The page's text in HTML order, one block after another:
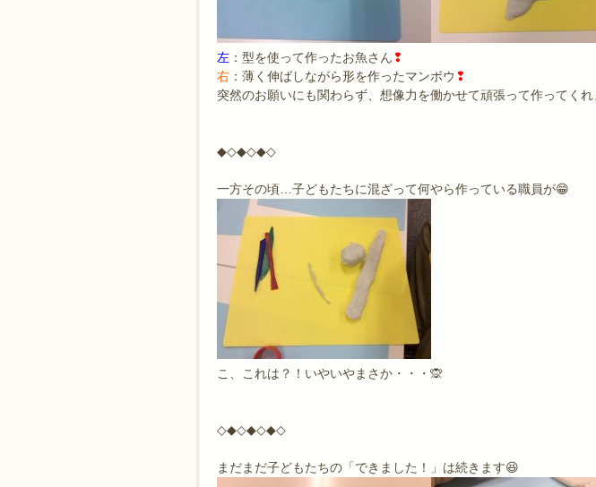
左：型を使って作ったお魚さん❢
右：薄く伸ばしながら形を作ったマンボウ ❢
突然のお願いにも関わらず、想像力を働かせて頑張って作ってく
◆◇◆◇◆◇
一方その頃…子どもたちに混ざって何やら作っている職員が😁
こ、これは？！いやいやまさか・・・🙊
◇◆◇◆◇◆◇
まだまだ子どもたちの「できました！」は続きます😆